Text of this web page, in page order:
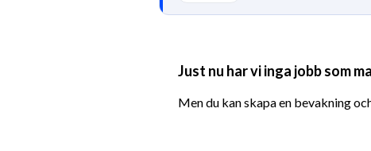
Just nu har vi inga jobb som
Men du kan skapa en bevakning